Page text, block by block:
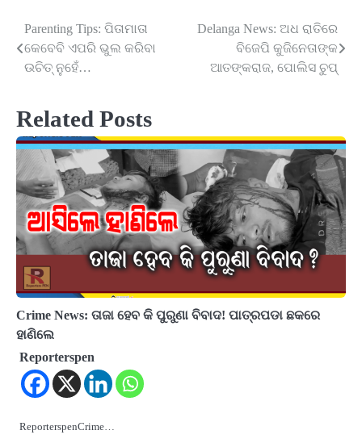
Post
navigation
Parenting Tips: ପିତାମାତା
କେବେବି ଏପରି ଭୁଲ କରିବା
ଉଚିତ୍ ନୁହେଁ…
Delanga News: ଅଧ ରାତିରେ
ବିଜେପି କୁଜିନେତାଙ୍କ
ଆତଙ୍କରାଜ, ପୋଲିସ ଚୁପ୍‌
Related Posts
Crime News: ତାଜା ହେବ କି ପୁରୁଣା ବିବାଦ! ପାତ୍ରପଡା ଛକରେ
ହାଣିଲେ
Reporterspen
ReporterspenCrime…